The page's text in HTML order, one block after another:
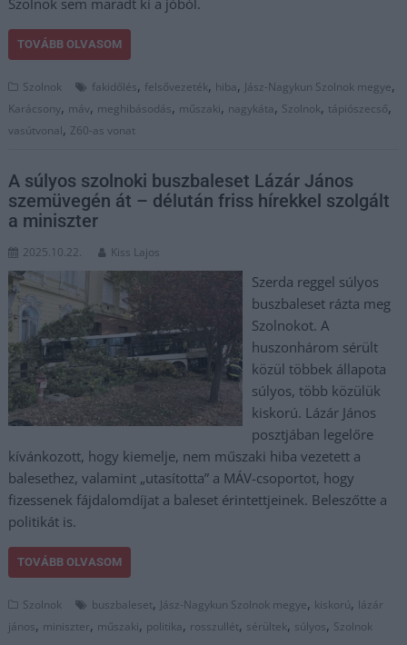
Szolnok sem maradt ki a jóból.
TOVÁBB OLVASOM
Szolnok fakidőlés, felsővezeték, hiba, Jász-Nagykun Szolnok megye,
Karácsony, máv, meghibásodás, műszaki, nagykáta, Szolnok, tápiószecső,
vasútvonal, Z60-as vonat
A súlyos szolnoki buszbaleset Lázár János
szemüvegén át – délután friss hírekkel szolgált
a miniszter
2025.10.22. Kiss Lajos
Szerda reggel súlyos
buszbaleset rázta meg
Szolnokot. A
huszonhárom sérült
közül többek állapota
súlyos, több közülük
kiskorú. Lázár János
posztjában legelőre
kívánkozott, hogy kiemelje, nem műszaki hiba vezetett a
balesethez, valamint „utasította” a MÁV-csoportot, hogy
fizessenek fájdalomdíjat a baleset érintettjeinek. Beleszőtte a
politikát is.
TOVÁBB OLVASOM
Szolnok buszbaleset, Jász-Nagykun Szolnok megye, kiskorú, lázár
jános, miniszter, műszaki, politika, rosszullét, sérültek, súlyos, Szolnok